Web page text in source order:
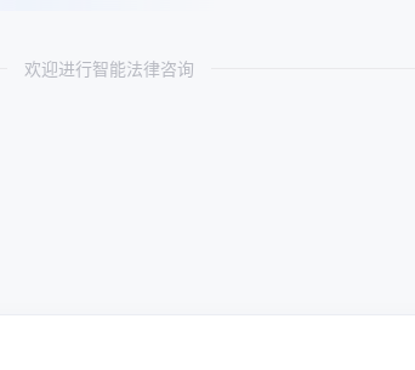
欢迎进行智能法律咨询